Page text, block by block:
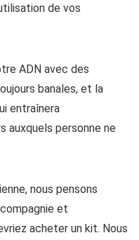
de vos
ADN avec des
banales, et la
entraînera
personne ne
nous pensons
et
acheter un kit. Nous